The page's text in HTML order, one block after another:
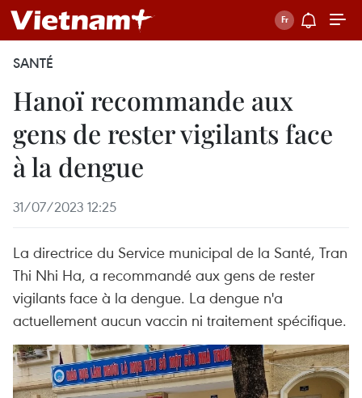
SANTÉ
Hanoï recommande aux
gens de rester vigilants face
à la dengue
31/07/2023 12:25
La directrice du Service municipal de la Santé, Tran
Thi Nhi Ha, a recommandé aux gens de rester
vigilants face à la dengue. La dengue n'a
actuellement aucun vaccin ni traitement spécifique.